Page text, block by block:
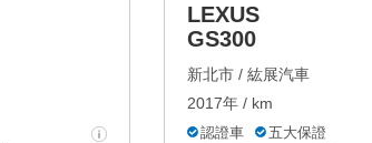
LEXUS
GS300
新北市 / 紘展汽車
2017年 / km
認證車
五大保證